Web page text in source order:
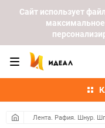
Cайт использует
максимальное
Лента. Рафия. Шнур.